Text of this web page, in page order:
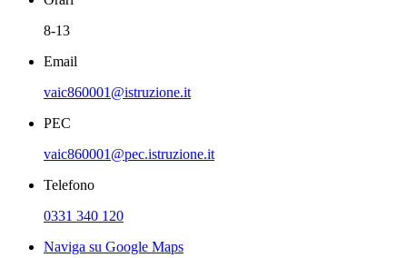
8-13
Email
vaic860001@istruzione.it
PEC
vaic860001@pec.istruzione.it
Telefono
0331 340 120
Naviga su Google Maps